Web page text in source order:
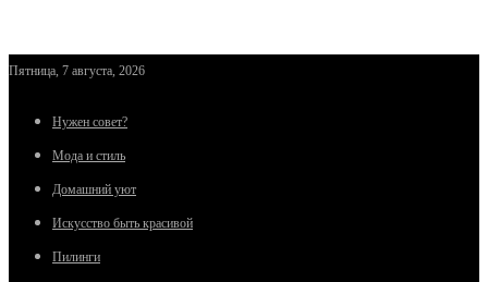
Пятница, 7 августа, 2026
Нужен совет?
Мода и стиль
Домашний уют
Искусство быть красивой
Пилинги